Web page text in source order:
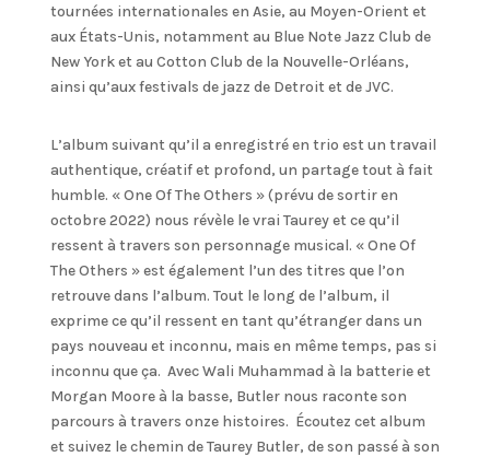
tournées internationales en Asie, au Moyen-Orient et
aux États-Unis, notamment au Blue Note Jazz Club de
New York et au Cotton Club de la Nouvelle-Orléans,
ainsi qu’aux festivals de jazz de Detroit et de JVC.
L’album suivant qu’il a enregistré en trio est un travail
authentique, créatif et profond, un partage tout à fait
humble. « One Of The Others » (prévu de sortir en
octobre 2022) nous révèle le vrai Taurey et ce qu’il
ressent à travers son personnage musical. « One Of
The Others » est également l’un des titres que l’on
retrouve dans l’album. Tout le long de l’album, il
exprime ce qu’il ressent en tant qu’étranger dans un
pays nouveau et inconnu, mais en même temps, pas si
inconnu que ça. Avec Wali Muhammad à la batterie et
Morgan Moore à la basse, Butler nous raconte son
parcours à travers onze histoires. Écoutez cet album
et suivez le chemin de Taurey Butler, de son passé à son